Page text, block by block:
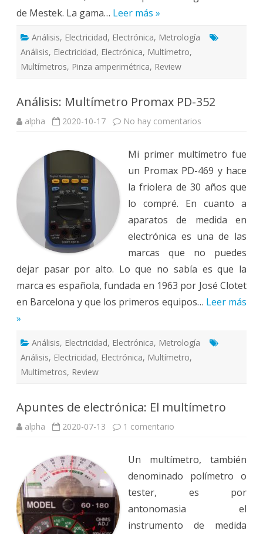
de Mestek. La gama… Leer más »
Análisis, Electricidad, Electrónica, Metrología
Análisis, Electricidad, Electrónica, Multímetro,
Multímetros, Pinza amperimétrica, Review
Análisis: Multímetro Promax PD-352
alpha 2020-10-17 No hay comentarios
PD-
Mi primer multímetro fue
un Promax PD-469 y hace
la friolera de 30 años que
lo compré. En cuanto a
aparatos de medida en
electrónica es una de las
marcas que no puedes
dejar pasar por alto. Lo que no sabía es que la
marca es española, fundada en 1963 por José Clotet
en Barcelona y que los primeros equipos… Leer más
»
Análisis, Electricidad, Electrónica, Metrología
Análisis, Electricidad, Electrónica, Multímetro,
Multímetros, Review
Apuntes de electrónica: El multímetro
alpha 2020-07-13 1 comentario
El
multímetro
Un multímetro, también
denominado polímetro​ o
tester, es por
antonomasia el
instrumento de medida